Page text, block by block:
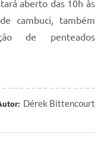
aberto das 10h às
cambuci, também
de penteados
Dérek Bittencourt